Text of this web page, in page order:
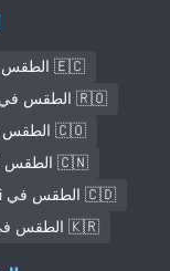
🇪🇨 الطقس في كيتو
🇷🇴 الطقس في بوخارست
🇨🇴 الطقس في كالي
🇨🇳 الطقس في هانغتشو
🇨🇩 الطقس في Mbuji-Mayi
🇰🇷 الطقس في سيول